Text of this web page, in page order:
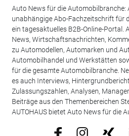
Auto News für die Automobilbranche:
unabhängige Abo-Fachzeitschrift für
ein tagesaktuelles B2B-Online-Portal.
News, Wirtschaftsnachrichten,
zu Automodellen, Automarken und
Automobilhandel und Werkstätten
für die gesamte Automobilbranche.
es auch Interviews,
Zulassungszahlen, Analysen,
Beiträge aus den Themenbereichen
AUTOHAUS bietet Auto News für die